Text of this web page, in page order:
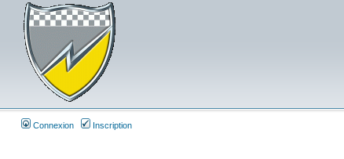
Connexion Inscription